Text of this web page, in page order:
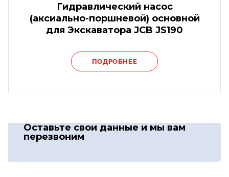
Гидравлический насос
(аксиально-поршневой) основной
для Экскаватора JCB JS190
ПОДРОБНЕЕ
Оставьте свои данные и мы вам
перезвоним